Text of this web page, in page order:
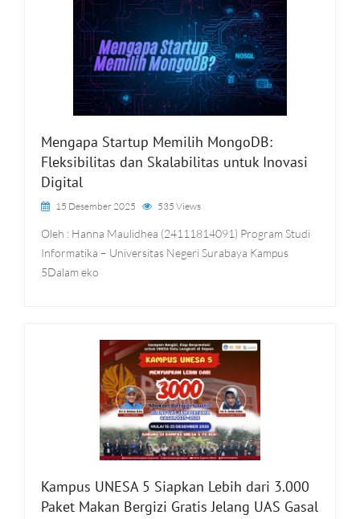
Mengapa Startup Memilih MongoDB:
Fleksibilitas dan Skalabilitas untuk Inovasi
Digital
15 Desember 2025 535 Views
Oleh : Hanna Maulidhea (24111814091) Program Studi
Informatika – Universitas Negeri Surabaya Kampus
5Dalam eko
Kampus UNESA 5 Siapkan Lebih dari 3.000
Paket Makan Bergizi Gratis Jelang UAS Gasal